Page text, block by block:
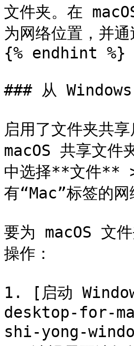
文件夹。在
为网络位置，并
{% endhint %}
### 从 Windows
启用了文件夹共
macOS 共享文件
中选择**文件**
有“Mac”标签的
要为 macOS 文
操作：
1. [启动
desktop-for-
shi-yong-